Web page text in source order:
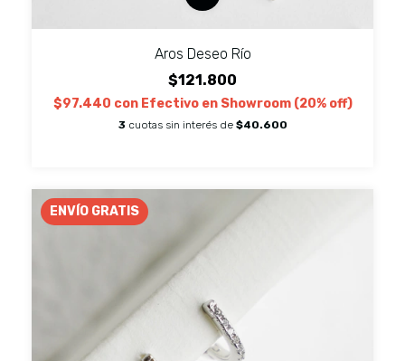
Aros Deseo Río
$121.800
$97.440 con Efectivo en Showroom (20% off)
3 cuotas sin interés de $40.600
ENVÍO GRATIS